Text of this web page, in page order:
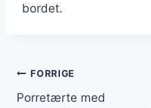
bordet.
FORRIGE
Porretærte med